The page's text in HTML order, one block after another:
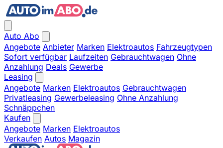
Auto Abo
Angebote Anbieter Marken Elektroautos Fahrzeugtypen
Sofort verfügbar Laufzeiten Gebrauchtwagen Ohne
Anzahlung Deals Gewerbe
Leasing
Angebote Marken Elektroautos Gebrauchtwagen
Privatleasing Gewerbeleasing Ohne Anzahlung
Schnäppchen
Kaufen
Angebote Marken Elektroautos
Verkaufen Autos Magazin